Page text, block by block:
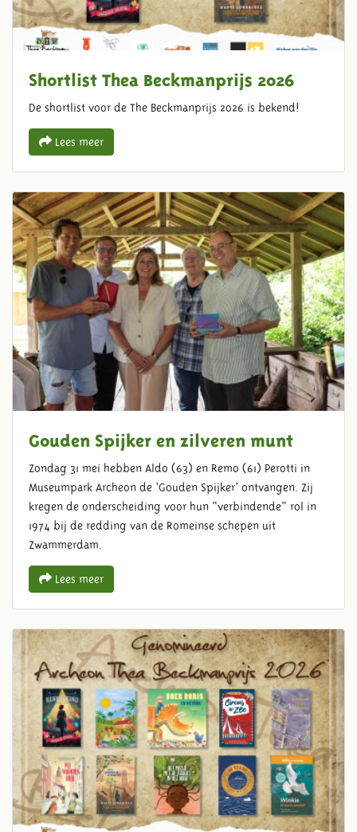
Shortlist Thea Beckmanprijs 2026
De shortlist voor de The Beckmanprijs 2026 is bekend!
Lees meer
Gouden Spijker en zilveren munt
Zondag 31 mei hebben Aldo (63) en Remo (61) Perotti in
Museumpark Archeon de ‘Gouden Spijker’ ontvangen. Zij
kregen de onderscheiding voor hun “verbindende“ rol in
1974 bij de redding van de Romeinse schepen uit
Zwammerdam.
Lees meer